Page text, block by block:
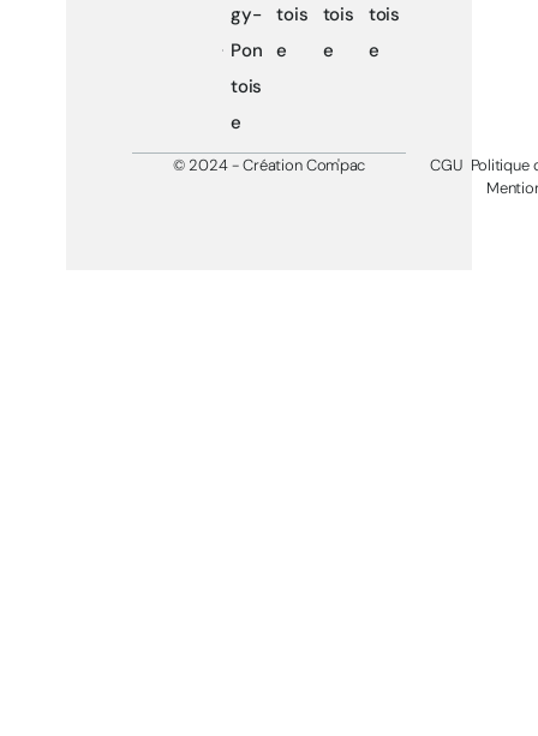
gy-
Pon
tois
e
tois
e
tois
e
tois
e
© 2024 - Création Com'pac CGU Politique